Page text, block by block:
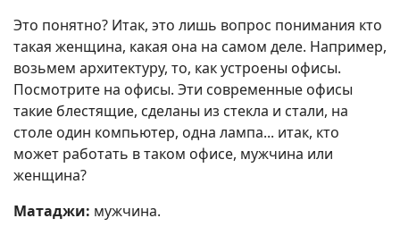
Это понятно? Итак, это лишь вопрос понимания кто
такая женщина, какая она на самом деле. Например,
возьмем архитектуру, то, как устроены офисы.
Посмотрите на офисы. Эти современные офисы
такие блестящие, сделаны из стекла и стали, на
столе один компьютер, одна лампа... итак, кто
может работать в таком офисе, мужчина или
женщина?
Матаджи: мужчина.